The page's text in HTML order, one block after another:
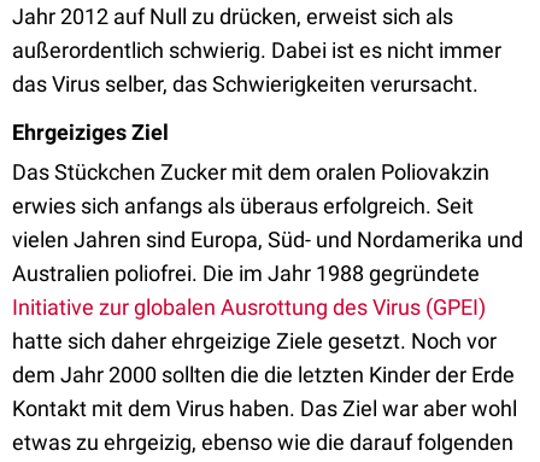
Jahr 2012 auf Null zu drücken, erweist sich als
außerordentlich schwierig. Dabei ist es nicht immer
das Virus selber, das Schwierigkeiten verursacht.
Ehrgeiziges Ziel
Das Stückchen Zucker mit dem oralen Poliovakzin
erwies sich anfangs als überaus erfolgreich. Seit
vielen Jahren sind Europa, Süd- und Nordamerika und
Australien poliofrei. Die im Jahr 1988 gegründete
Initiative zur globalen Ausrottung des Virus (GPEI)
hatte sich daher ehrgeizige Ziele gesetzt. Noch vor
dem Jahr 2000 sollten die die letzten Kinder der Erde
Kontakt mit dem Virus haben. Das Ziel war aber wohl
etwas zu ehrgeizig, ebenso wie die darauf folgenden